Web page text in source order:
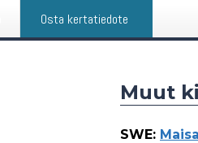
Osta kertatiedote
Muut
SWE: